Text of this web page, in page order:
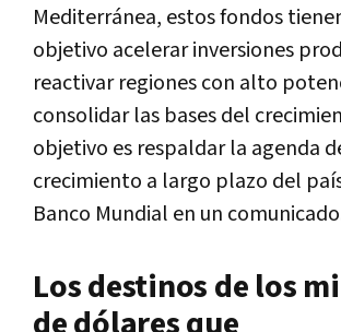
Mediterránea, estos fondos
objetivo acelerar inversiones
reactivar regiones con alto
consolidar las bases del
objetivo es respaldar la agenda
crecimiento a largo plazo del
Banco Mundial en un
Los destinos de los